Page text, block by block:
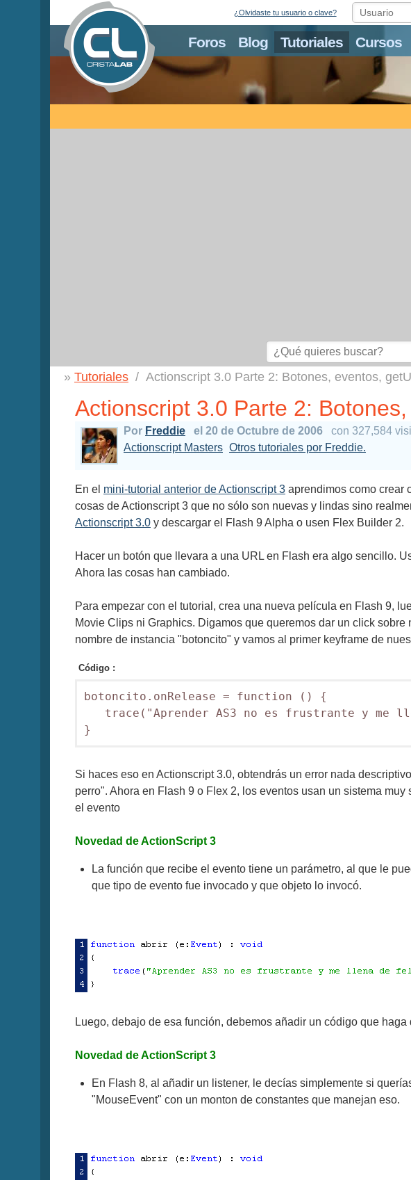
Foros Blog Tutoriales Cursos
¿Olvidaste tu usuario o clave?
Tutoriales Actionscript 3.0 Parte 2: Botones, eventos,
Actionscript 3.0 Parte 2:
Por Freddie el 20 de Octubre de 2006
con 327,584
Actionscript Masters Otros tutoriales por Freddie.
En el mini-tutorial anterior de Actionscript 3 aprendimos como crear
cosas de Actionscript 3 que no sólo son nuevas y lindas sino
Actionscript 3.0 y descargar el Flash 9 Alpha o usen Flex Builder 2.
Hacer un botón que llevara a una URL en Flash era algo sencillo.
Ahora las cosas han cambiado.
Para empezar con el tutorial, crea una nueva película en Flash 9,
Movie Clips ni Graphics. Digamos que queremos dar un click
nombre de instancia "botoncito" y vamos al primer keyframe de
Código :
botoncito.onRelease = function () {
trace("Aprender AS3 no es frustrante y me
}
Si haces eso en Actionscript 3.0, obtendrás un error nada
perro". Ahora en Flash 9 o Flex 2, los eventos usan un sistema
el evento
Novedad de ActionScript 3
La función que recibe el evento tiene un parámetro, al que le
que tipo de evento fue invocado y que objeto lo invocó.
Luego, debajo de esa función, debemos añadir un código que
Novedad de ActionScript 3
En Flash 8, al añadir un listener, le decías simplemente si
"MouseEvent" con un monton de constantes que manejan eso.